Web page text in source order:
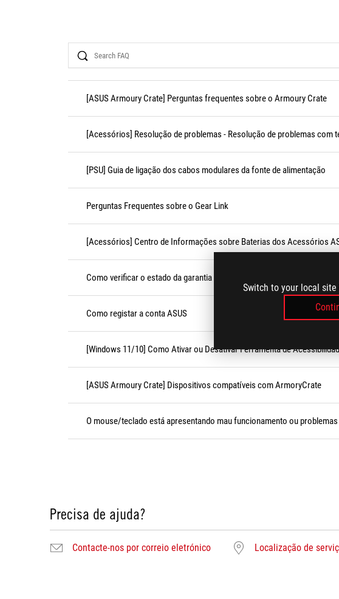
Switch to your local
Search
[ASUS Armoury Crate] Perguntas frequentes sobre o Armoury Crate
[Acessórios] Resolução de problemas - Resolução de problemas com
[PSU] Guia de ligação dos cabos modulares da fonte de alimentação
Perguntas Frequentes sobre o Gear Link
[Acessórios] Centro de Informações sobre Baterias dos Acessórios
Como verificar o estado da garantia
Como registar a conta ASUS
[Windows 11/10] Como Ativar ou Desativar Ferramenta de
[ASUS Armoury Crate] Dispositivos compatíveis com ArmoryCrate
O mouse/teclado está apresentando mau funcionamento ou
Precisa de ajuda?
Contacte-nos por correio eletrónico Localização de